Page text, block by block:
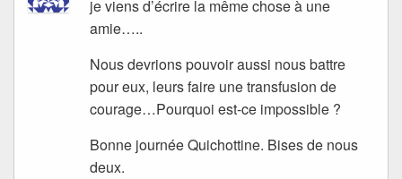
je viens d’écrire la même chose à une
amie…..
Nous devrions pouvoir aussi nous battre
pour eux, leurs faire une transfusion de
courage…Pourquoi est-ce impossible ?
Bonne journée Quichottine. Bises de nous
deux.